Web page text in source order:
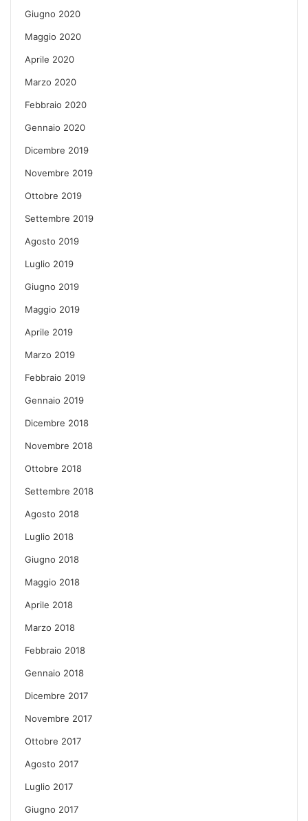
Giugno 2020
Maggio 2020
Aprile 2020
Marzo 2020
Febbraio 2020
Gennaio 2020
Dicembre 2019
Novembre 2019
Ottobre 2019
Settembre 2019
Agosto 2019
Luglio 2019
Giugno 2019
Maggio 2019
Aprile 2019
Marzo 2019
Febbraio 2019
Gennaio 2019
Dicembre 2018
Novembre 2018
Ottobre 2018
Settembre 2018
Agosto 2018
Luglio 2018
Giugno 2018
Maggio 2018
Aprile 2018
Marzo 2018
Febbraio 2018
Gennaio 2018
Dicembre 2017
Novembre 2017
Ottobre 2017
Agosto 2017
Luglio 2017
Giugno 2017